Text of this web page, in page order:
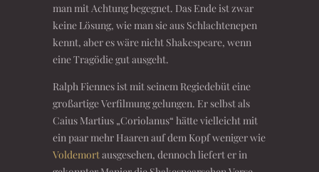
man mit Achtung begegnet. Das Ende ist zwar
keine Lösung, wie man sie aus Schlachtenepen
kennt, aber es wäre nicht Shakespeare, wenn
eine Tragödie gut ausgeht.
Ralph Fiennes ist mit seinem Regiedebüt eine
großartige Verfilmung gelungen. Er selbst als
Caius Martius „Coriolanus“ hätte vielleicht mit
ein paar mehr Haaren auf dem Kopf weniger wie
Voldemortausgesehen, dennoch liefert er in